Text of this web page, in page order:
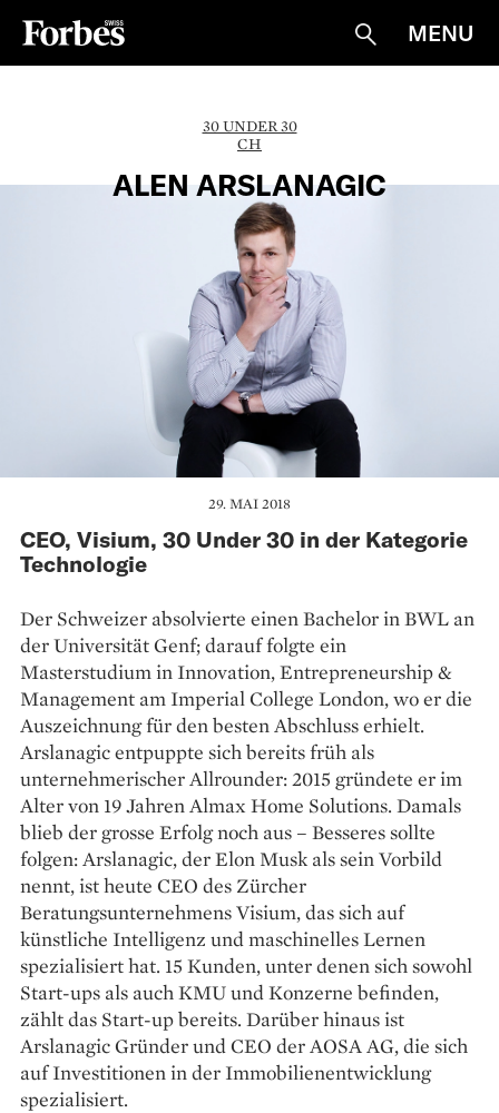
Suche
MENU
30 UNDER 30
CH
ALEN ARSLANAGIC
29. MAI 2018
CEO, Visium, 30 Under 30 in der Kategorie
Technologie
Der Schweizer absolvierte einen Bachelor in BWL an
der Universität Genf; darauf folgte ein
Masterstudium in Innovation, Entrepreneurship &
Management am Imperial College London, wo er die
Auszeichnung für den besten Abschluss erhielt.
Arslanagic entpuppte sich bereits früh als
unternehmerischer Allrounder: 2015 gründete er im
Alter von 19 Jahren Almax Home Solutions. Damals
blieb der grosse Erfolg noch aus – Besseres sollte
folgen: Arslanagic, der Elon Musk als sein Vorbild
nennt, ist heute CEO des Zürcher
Beratungsunternehmens Visium, das sich auf
künstliche Intelligenz und maschinelles Lernen
spezialisiert hat. 15 Kunden, unter denen sich sowohl
Start-ups als auch KMU und Konzerne befinden,
zählt das Start-up bereits. Darüber hinaus ist
Arslanagic Gründer und CEO der AOSA AG, die sich
auf Investitionen in der Immobilienentwicklung
spezialisiert.